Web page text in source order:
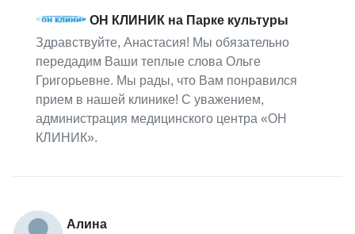
ОН КЛИНИК на Парке культуры
Здравствуйте, Анастасия! Мы обязательно
передадим Ваши теплые слова Ольге
Григорьевне. Мы рады, что Вам понравился
прием в нашей клинике! С уважением,
администрация медицинского центра «ОН
КЛИНИК».
Алина